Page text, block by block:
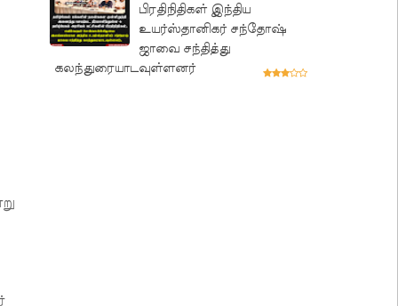
பிரதிநிதிகள் இந்திய
உயர்ஸ்தானிகர் சந்தோஷ்
ஜாவை சந்தித்து
கலந்துரையாடவுள்ளனர்